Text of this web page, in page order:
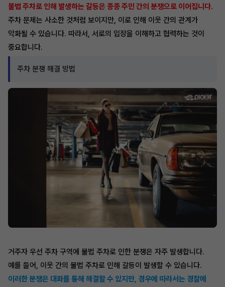
불법 주차로 인해 발생하는 갈등은 종종 주민 간의 분쟁으로 이어집니다.
주차 문제는 사소한 것처럼 보이지만, 이로 인해 이웃 간의 관계가
악화될 수 있습니다. 따라서, 서로의 입장을 이해하고 협력하는 것이
중요합니다.
주차 분쟁 해결 방법
거주자 우선 주차 구역에 불법 주차로 인한 분쟁은 자주 발생합니다.
예를 들어, 이웃 간의 불법 주차로 인해 갈등이 발생할 수 있습니다.
이러한 분쟁은 대화를 통해 해결할 수 있지만, 경우에 따라서는 경찰에